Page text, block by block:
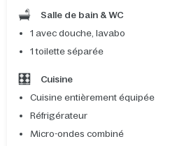
Salle de bain & WC
1 avec douche, lavabo
1 toilette séparée
Cuisine
Cuisine entièrement équipée
Réfrigérateur
Micro-ondes combiné